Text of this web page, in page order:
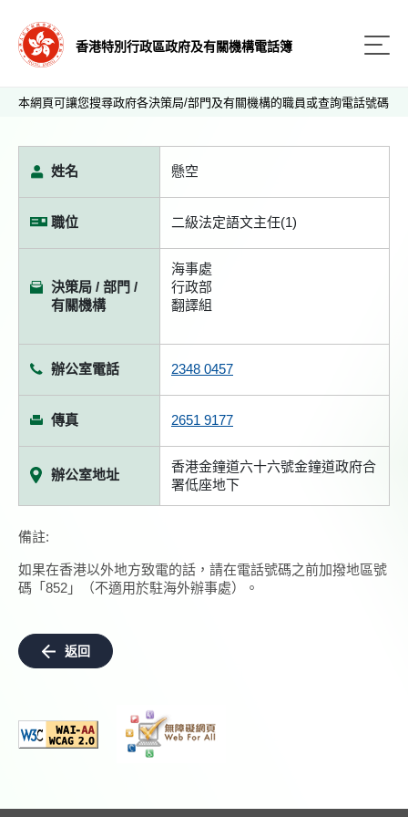
香港特別行政區政府及有關機構電話簿
本網頁可讓您搜尋政府各決策局/部門及有關機構的職員或查詢電話號碼
姓名 懸空
職位 二級法定語文主任(1)
決策局 / 部門 /
有關機構
海事處
行政部
翻譯組
辦公室電話 2348 0457
傳真 2651 9177
辦公室地址
香港金鐘道六十六號金鐘道政府合
署低座地下
備註:
如果在香港以外地方致電的話，請在電話號碼之前加撥地區號
碼「852」（不適用於駐海外辦事處）。
返回